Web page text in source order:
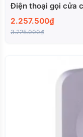
Điện thoại gọi cửa
2.257.500₫
3.225.000₫